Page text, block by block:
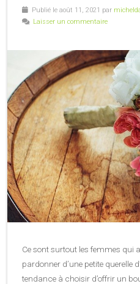
Publié le août 11, 2021 par
Laisser un commentaire
Ce sont surtout les femmes qui
pardonner d’une petite querelle
tendance à choisir d’offrir un